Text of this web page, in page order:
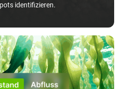
identifizieren.